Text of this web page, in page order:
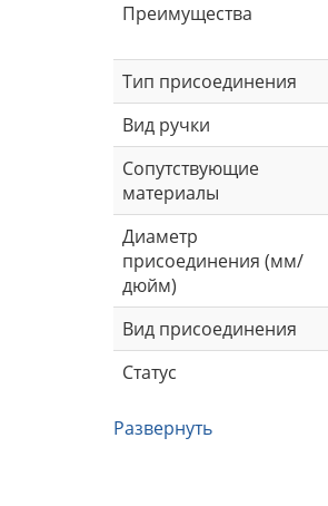
Преимущества
Тип присоединения
Вид ручки
Сопутствующие
материалы
Диаметр
присоединения (мм/
дюйм)
Вид присоединения
Статус
Развернуть